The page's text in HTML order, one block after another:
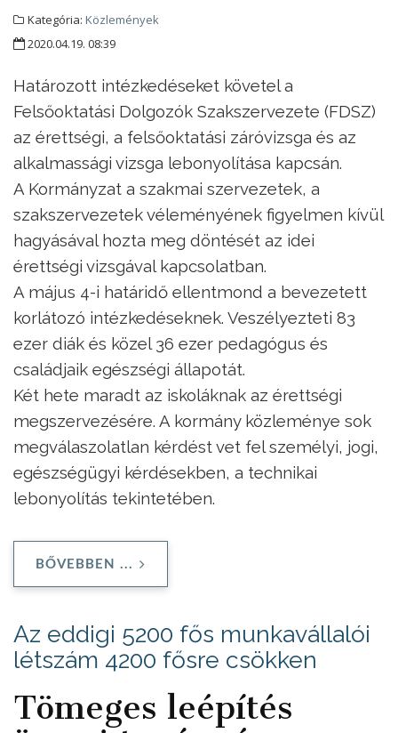
Kategória: Közlemények
2020.04.19. 08:39
Határozott intézkedéseket követel a
Felsőoktatási Dolgozók Szakszervezete (FDSZ)
az érettségi, a felsőoktatási záróvizsga és az
alkalmassági vizsga lebonyolítása kapcsán.
A Kormányzat a szakmai szervezetek, a
szakszervezetek véleményének figyelmen kívül
hagyásával hozta meg döntését az idei
érettségi vizsgával kapcsolatban.
A május 4-i határidő ellentmond a bevezetett
korlátozó intézkedéseknek. Veszélyezteti 83
ezer diák és közel 36 ezer pedagógus és
családjaik egészségi állapotát.
Két hete maradt az iskoláknak az érettségi
megszervezésére. A kormány közleménye sok
megválaszolatlan kérdést vet fel személyi, jogi,
egészségügyi kérdésekben, a technikai
lebonyolítás tekintetében.
BŐVEBBEN ...
Az eddigi 5200 fős munkavállalói
létszám 4200 fősre csökken
Tömeges leépítés